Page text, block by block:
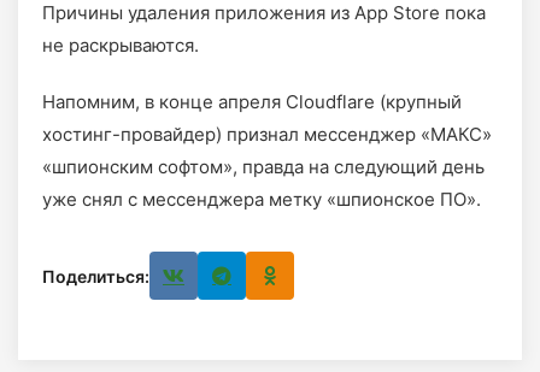
Причины удаления приложения из App Store пока
не раскрываются.
Напомним, в конце апреля Cloudflare (крупный
хостинг-провайдер) признал мессенджер «МАКС»
«шпионским софтом», правда на следующий день
уже снял с мессенджера метку «шпионское ПО».
Поделиться: